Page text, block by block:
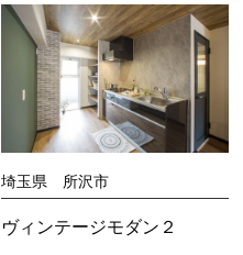
埼玉県 所沢市
ヴィンテージモダン２